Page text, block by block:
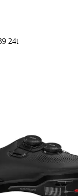
24t